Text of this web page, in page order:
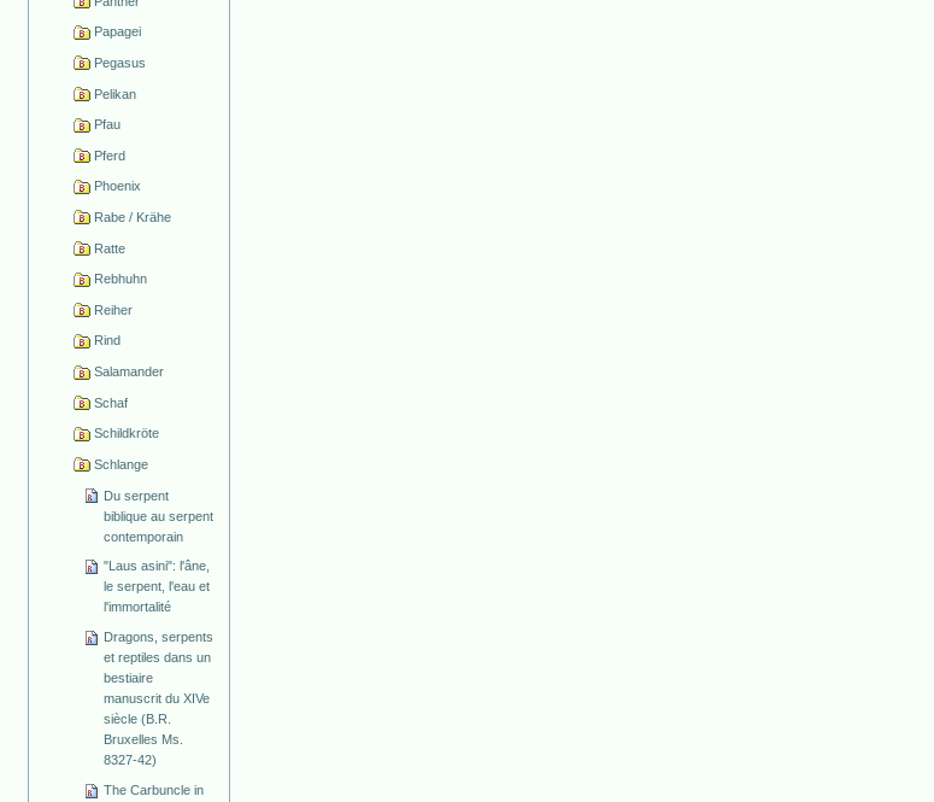
Papagei
Pegasus
Pelikan
Pfau
Pferd
Phoenix
Rabe / Krähe
Ratte
Rebhuhn
Reiher
Rind
Salamander
Schaf
Schildkröte
Schlange
Du serpent
biblique au serpent
contemporain
"Laus asini": l'âne,
le serpent, l'eau et
l'immortalité
Dragons, serpents
et reptiles dans un
bestiaire
manuscrit du XIVe
siècle (B.R.
Bruxelles Ms.
8327-42)
The Carbuncle in